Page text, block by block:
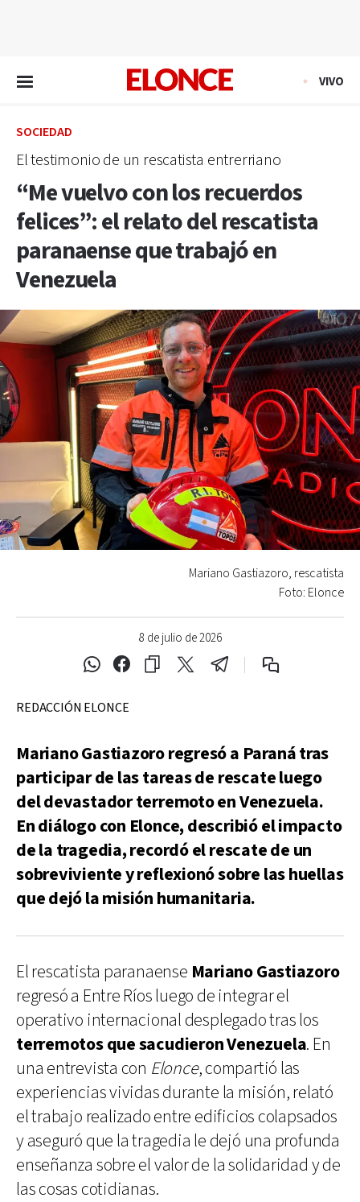
VIVO
SOCIEDAD
El testimonio de un rescatista entrerriano
“Me vuelvo con los recuerdos
felices”: el relato del rescatista
paranaense que trabajó en
Venezuela
8 de julio de 2026
Mariano Gastiazoro, rescatista
Foto: Elonce
REDACCIÓN ELONCE
Mariano Gastiazoro regresó a Paraná tras
participar de las tareas de rescate luego
del devastador terremoto en Venezuela.
En diálogo con Elonce, describió el impacto
de la tragedia, recordó el rescate de un
sobreviviente y reflexionó sobre las huellas
que dejó la misión humanitaria.
El rescatista paranaense Mariano Gastiazoro
regresó a Entre Ríos luego de integrar el
operativo internacional desplegado tras los
terremotos que sacudieron Venezuela. En
una entrevista con Elonce, compartió las
experiencias vividas durante la misión, relató
el trabajo realizado entre edificios colapsados
y aseguró que la tragedia le dejó una profunda
enseñanza sobre el valor de la solidaridad y de
las cosas cotidianas.